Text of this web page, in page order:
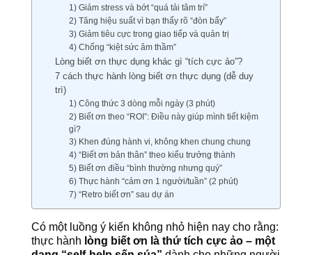
1) Giảm stress và bớt “quá tải tâm trí”
2) Tăng hiệu suất vì bạn thấy rõ “đòn bẩy”
3) Giảm tiêu cực trong giao tiếp và quản trị
4) Chống “kiệt sức âm thầm”
Lòng biết ơn thực dụng khác gì “tích cực ảo”?
7 cách thực hành lòng biết ơn thực dụng (dễ duy
trì)
1) Công thức 3 dòng mỗi ngày (3 phút)
2) Biết ơn theo “ROI”: Điều này giúp mình tiết kiệm
gì?
3) Khen đúng hành vi, không khen chung chung
4) “Biết ơn bản thân” theo kiểu trưởng thành
5) Biết ơn điều “bình thường nhưng quý”
6) Thực hành “cảm ơn 1 người/tuần” (2 phút)
7) “Retro biết ơn” sau dự án
Có một luồng ý kiến không nhỏ hiện nay cho rằng:
thực hành lòng biết ơn là thứ tích cực ảo – một